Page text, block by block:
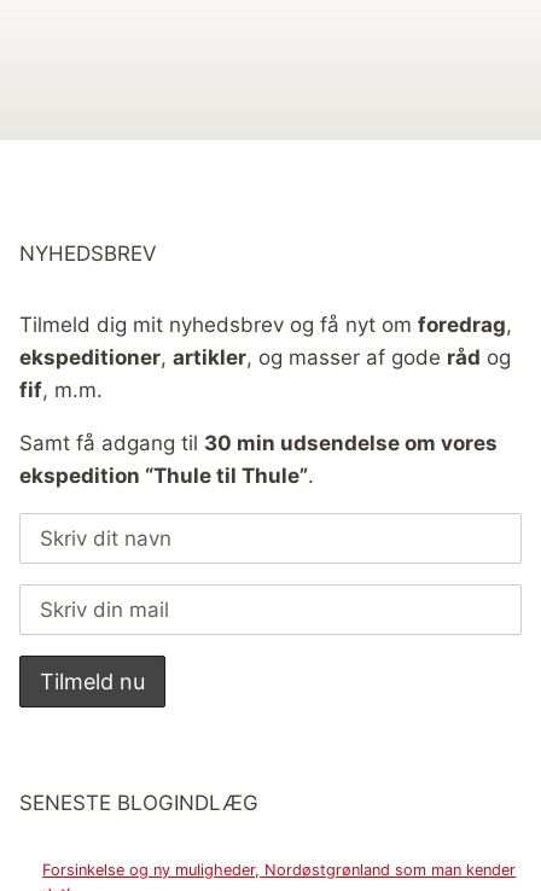
NYHEDSBREV
Tilmeld dig mit nyhedsbrev og få nyt om foredrag,
ekspeditioner, artikler, og masser af gode råd og
fif, m.m.
Samt få adgang til 30 min udsendelse om vores
ekspedition “Thule til Thule”.
SENESTE BLOGINDLÆG
Forsinkelse og ny muligheder, Nordøstgrønland som man kender